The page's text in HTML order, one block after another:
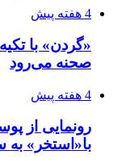
4 هفته پیش
«گردن» با
صحنه می‌رود
4 هفته پیش
رونمایی از
با«استخر» به